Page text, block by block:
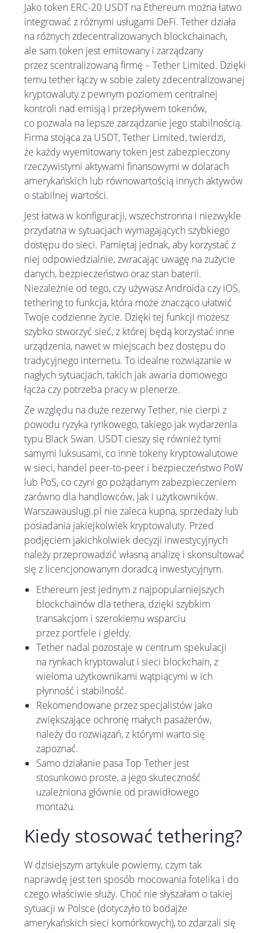
Jako token ERC-20 USDT na Ethereum można łatwo
integrować z różnymi usługami DeFi. Tether działa
na różnych zdecentralizowanych blockchainach,
ale sam token jest emitowany i zarządzany
przez scentralizowaną firmę – Tether Limited. Dzięki
temu tether łączy w sobie zalety zdecentralizowanej
kryptowaluty z pewnym poziomem centralnej
kontroli nad emisją i przepływem tokenów,
co pozwala na lepsze zarządzanie jego stabilnością.
Firma stojąca za USDT, Tether Limited, twierdzi,
że każdy wyemitowany token jest zabezpieczony
rzeczywistymi aktywami finansowymi w dolarach
amerykańskich lub równowartością innych aktywów
o stabilnej wartości.
Jest łatwa w konfiguracji, wszechstronna i niezwykle
przydatna w sytuacjach wymagających szybkiego
dostępu do sieci. Pamiętaj jednak, aby korzystać z
niej odpowiedzialnie, zwracając uwagę na zużycie
danych, bezpieczeństwo oraz stan baterii.
Niezależnie od tego, czy używasz Androida czy iOS,
tethering to funkcja, która może znacząco ułatwić
Twoje codzienne życie. Dzięki tej funkcji możesz
szybko stworzyć sieć, z której będą korzystać inne
urządzenia, nawet w miejscach bez dostępu do
tradycyjnego internetu. To idealne rozwiązanie w
nagłych sytuacjach, takich jak awaria domowego
łącza czy potrzeba pracy w plenerze.
Ze względu na duże rezerwy Tether, nie cierpi z
powodu ryzyka rynkowego, takiego jak wydarzenia
typu Black Swan. USDT cieszy się również tymi
samymi luksusami, co inne tokeny kryptowalutowe
w sieci, handel peer-to-peer i bezpieczeństwo PoW
lub PoS, co czyni go pożądanym zabezpieczeniem
zarówno dla handlowców, jak i użytkowników.
Warszawauslugi.pl nie zaleca kupna, sprzedaży lub
posiadania jakiejkolwiek kryptowaluty. Przed
podjęciem jakichkolwiek decyzji inwestycyjnych
należy przeprowadzić własną analizę i skonsultować
się z licencjonowanym doradcą inwestycyjnym.
Ethereum jest jednym z najpopularniejszych
blockchainów dla tethera, dzięki szybkim
transakcjom i szerokiemu wsparciu
przez portfele i giełdy.
Tether nadal pozostaje w centrum spekulacji
na rynkach kryptowalut i sieci blockchain, z
wieloma użytkownikami wątpiącymi w ich
płynność i stabilność.
Rekomendowane przez specjalistów jako
zwiększające ochronę małych pasażerów,
należy do rozwiązań, z którymi warto się
zapoznać.
Samo działanie pasa Top Tether jest
stosunkowo proste, a jego skuteczność
uzależniona głównie od prawidłowego
montażu.
Kiedy stosować tethering?
W dzisiejszym artykule powiemy, czym tak
naprawdę jest ten sposób mocowania fotelika i do
czego właściwie służy. Choć nie słyszałam o takiej
sytuacji w Polsce (dotyczyło to bodajże
amerykańskich sieci komórkowych), to zdarzali się